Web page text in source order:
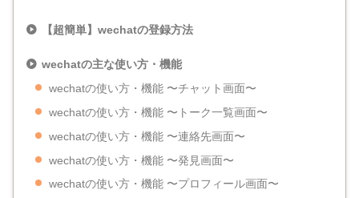
【超簡単】wechatの登録方法
wechatの主な使い方・機能
wechatの使い方・機能 〜チャット画面〜
wechatの使い方・機能 〜トーク一覧画面〜
wechatの使い方・機能 〜連絡先画面〜
wechatの使い方・機能 〜発見画面〜
wechatの使い方・機能 〜プロフィール画面〜